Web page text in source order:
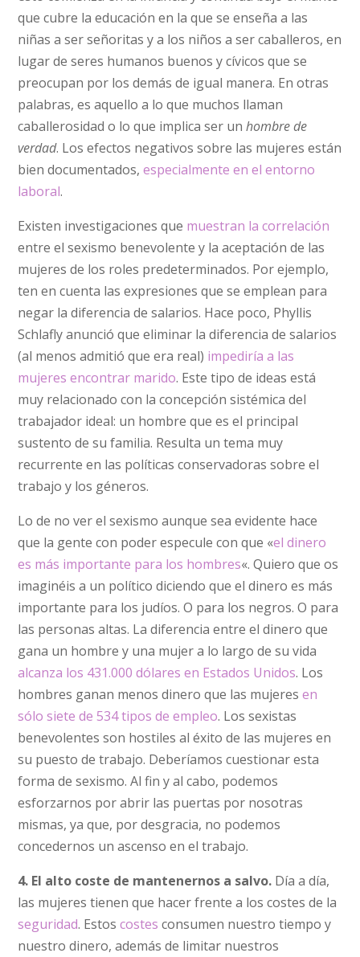
que cubre la educación en la que se enseña a las
niñas a ser señoritas y a los niños a ser caballeros, en
lugar de seres humanos buenos y cívicos que se
preocupan por los demás de igual manera. En otras
palabras, es aquello a lo que muchos llaman
caballerosidad o lo que implica ser unhombre de
verdad. Los efectos negativos sobre las mujeres están
bien documentados,especialmente en el entorno
laboral.
Existen investigaciones que muestran la correlación
entre el sexismo benevolente y la aceptación de las
mujeres de los roles predeterminados. Por ejemplo,
ten en cuenta las expresiones que se emplean para
negar la diferencia de salarios. Hace poco, Phyllis
Schlafly anunció que eliminar la diferencia de salarios
(al menos admitió que era real) impediría a las
mujeres encontrar marido. Este tipo de ideas está
muy relacionado con la concepción sistémica del
trabajador ideal: un hombre que es el principal
sustento de su familia. Resulta un tema muy
recurrente en las políticas conservadoras sobre el
trabajo y los géneros.
Lo de no ver el sexismo aunque sea evidente hace
que la gente con poder especule con que «el dinero
es más importante para los hombres«. Quiero que os
imaginéis a un político diciendo que el dinero es más
importante para los judíos. O para los negros. O para
las personas altas. La diferencia entre el dinero que
gana un hombre y una mujer a lo largo de su vida
alcanza los 431.000 dólares en Estados Unidos. Los
hombres ganan menos dinero que las mujeresen
sólo siete de 534 tipos de empleo. Los sexistas
benevolentes son hostiles al éxito de las mujeres en
su puesto de trabajo. Deberíamos cuestionar esta
forma de sexismo. Al fin y al cabo, podemos
esforzarnos por abrir las puertas por nosotras
mismas, ya que, por desgracia, no podemos
concedernos un ascenso en el trabajo.
4. El alto coste de mantenernos a salvo. Día a día,
las mujeres tienen que hacer frente a los costes de la
seguridad. Estoscostes consumen nuestro tiempo y
nuestro dinero, además de limitar nuestros